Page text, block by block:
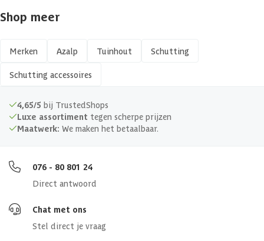
Shop meer
Merken Azalp Tuinhout Schutting
Schutting accessoires
4,65/5 bij TrustedShops
Luxe assortiment tegen scherpe prijzen
Maatwerk: We maken het betaalbaar.
076 - 80 801 24
Direct antwoord
Chat met ons
Stel direct je vraag